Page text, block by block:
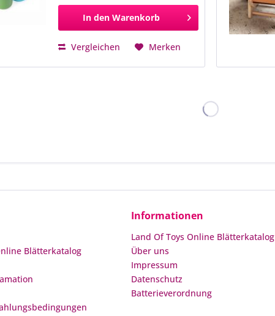
In den Warenkorb
Vergleichen Merken
Blätterkatalog
Informationen
Land Of Toys Online Blätterkatalog
Über uns
Impressum
Datenschutz
Batterieverordnung